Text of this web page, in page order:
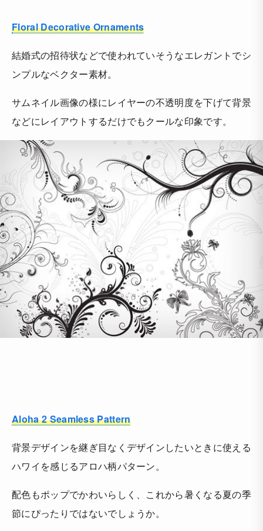
Floral Decorative Ornaments
結婚式の招待状などで使われていそうなエレガントでシ
ンプルなベクター素材。
サムネイル画像の様にレイヤーの不透明度を下げて背景
などにレイアウトするだけでもクールな印象です。
Aloha 2 Seamless Pattern
背景デザインを継ぎ目なくデザインしたいときに使える
ハワイを感じるアロハ柄パターン。
配色もポップでかわいらしく、これから暑くなる夏の季
節にぴったりではないでしょうか。